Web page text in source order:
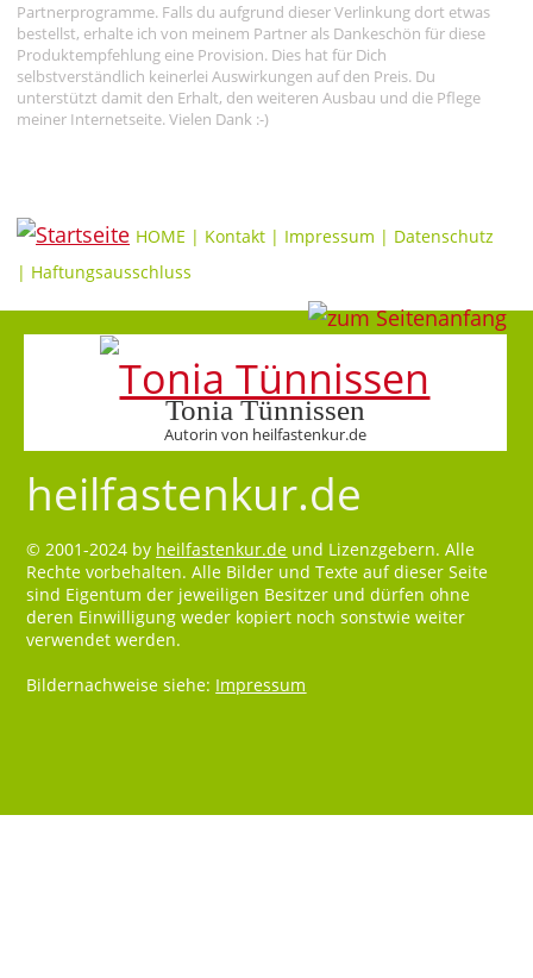
Partnerprogramme. Falls du aufgrund dieser Verlinkung dort etwas
bestellst, erhalte ich von meinem Partner als Dankeschön für diese
Produktempfehlung eine Provision. Dies hat für Dich
selbstverständlich keinerlei Auswirkungen auf den Preis. Du
unterstützt damit den Erhalt, den weiteren Ausbau und die Pflege
meiner Internetseite. Vielen Dank :-)
HOME | Kontakt | Impressum | Datenschutz
| Haftungsausschluss
Tonia Tünnissen
Autorin von heilfastenkur.de
heilfastenkur.de
© 2001-2024 by heilfastenkur.de und Lizenzgebern. Alle
Rechte vorbehalten. Alle Bilder und Texte auf dieser Seite
sind Eigentum der jeweiligen Besitzer und dürfen ohne
deren Einwilligung weder kopiert noch sonstwie weiter
verwendet werden.
Bildernachweise siehe: Impressum